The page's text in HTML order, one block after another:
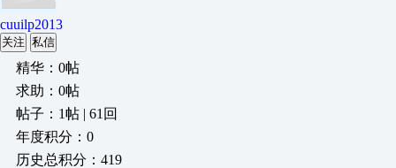
cuuilp2013
关注 私信
精华：0帖
求助：0帖
帖子：1帖 | 61回
年度积分：0
历史总积分：419